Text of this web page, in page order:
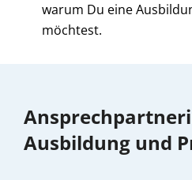
warum Du eine
möchtest.
Ausbildung und